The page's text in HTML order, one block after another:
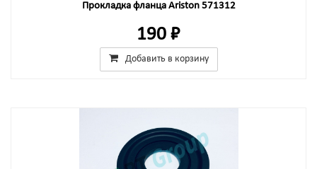
Прокладка фланца Ariston 571312
190 ₽
Добавить в корзину